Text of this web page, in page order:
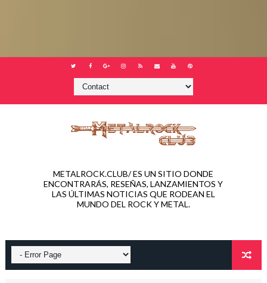
METALROCK.CLUB/ ES UN SITIO DONDE
ENCONTRARÁS, RESEÑAS, LANZAMIENTOS Y
LAS ÚLTIMAS NOTICIAS QUE RODEAN EL
MUNDO DEL ROCK Y METAL.